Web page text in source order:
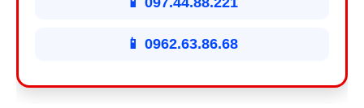
📱 0962.63.86.68